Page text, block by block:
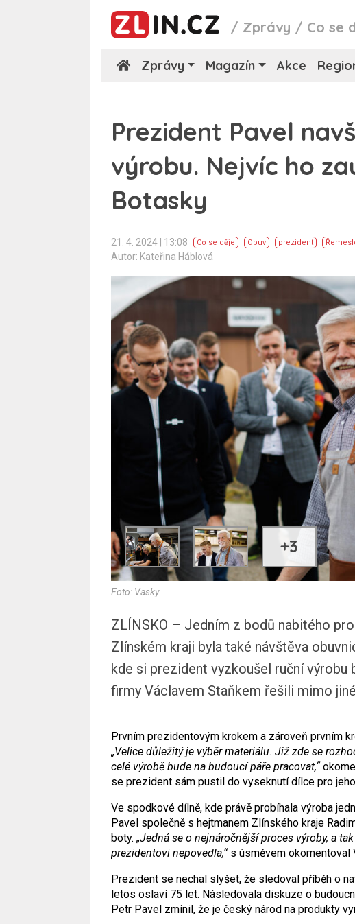
/ Zprávy / Co se
Zprávy Magazín Akce
Prezident Pavel
výrobu. Nejvíc ho
Botasky
21. 4. 2024 | 13:08 Co se děje Obuv prezident
Autor: Kateřina Háblová
+3
Foto: Vasky
ZLÍNSKO – Jedním z bodů nabitého
Zlínském kraji byla také návštěva
kde si prezident vyzkoušel ruční výrobu
firmy Václavem Staňkem řešili mimo
Prvním prezidentovým krokem a zároveň prvním
„Velice důležitý je výběr materiálu. Již zde se
celé výrobě bude na budoucí páře pracovat,“
se prezident sám pustil do vyseknutí dílce pro
Ve spodkové dílně, kde právě probíhala výroba
Pavel společně s hejtmanem Zlínského kraje
boty. „Jedná se o nejnáročnějšíproces výroby, a
prezidentovi nepovedla,“s úsměvem okomentoval
Prezident se nechal slyšet, že sledoval příběh o
letos oslaví 75 let. Následovala diskuze o
Petr Pavel zmínil, že je český národ na produkty